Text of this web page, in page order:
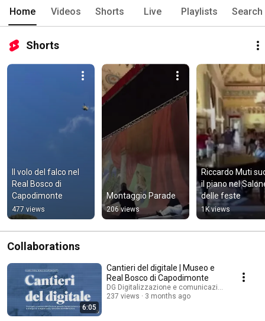
Home Videos Shorts Live Playlists Search
Shorts
Il volo del falco nel
Real Bosco di
Capodimonte
477 views
Montaggio Parade
206 views
Riccardo Muti
il piano nel
delle feste
1K views
Collaborations
6:05
Cantieri del digitale | Museo e
Real Bosco di Capodimonte
DG Digitalizzazione e comunicazione and
237 views
3 months ago